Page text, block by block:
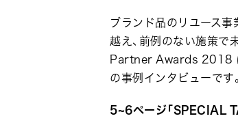
ブランド品のリユース
越え、前例のない施策
Partner Awards 2018
の事例インタビューです。
5~6ページ「SPECIAL